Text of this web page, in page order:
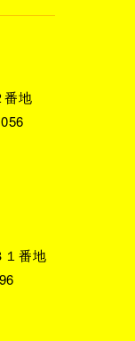
番地
１番地